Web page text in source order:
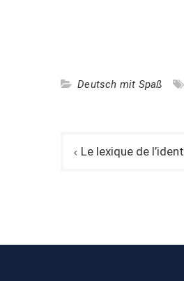
Deutsch mit Spaß
Navigation
Le lexique de